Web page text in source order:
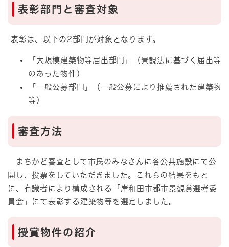
表彰部門と審査対象
表彰は、以下の2部門が対象となります。
「大規模建築物等届出部門」（景観法に基づく届出等
のあった物件）
「一般公募部門」（一般公募により推薦された建築物
等）
審査方法
まちかど審査として市民のみなさんに各公共施設にて公
開し、投票をしていただきました。これらの結果をもと
に、有識者により構成される「岸和田市都市景観賞選考委
員会」にて表彰する建築物等を選定しました。
授賞物件の紹介